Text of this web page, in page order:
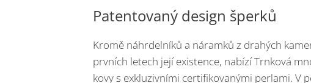
Patentovaný design šperků
Kromě náhrdelníků a náramků z drahých
prvních letech její existence, nabízí Trnková
kovy s exkluzivními certifikovanými perlami. V